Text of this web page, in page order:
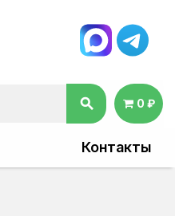
search 0 ₽
Контакты